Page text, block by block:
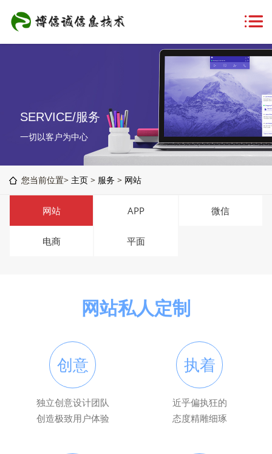
SERVICE/服务
一切以客户为中心
您当前位置> 主页 > 服务 > 网站
网站 APP 微信
电商 平面
网站私人定制
创意
独立创意设计团队
创造极致用户体验
执着
近乎偏执狂的
态度精雕细琢